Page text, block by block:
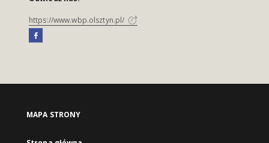
https://www.wbp.olsztyn.pl/
MAPA STRONY